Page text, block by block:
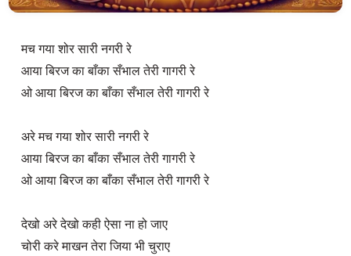
मच गया शोर सारी नगरी रे
आया बिरज का बाँका सँभाल तेरी गागरी रे
ओ आया बिरज का बाँका सँभाल तेरी गागरी रे
अरे मच गया शोर सारी नगरी रे
आया बिरज का बाँका सँभाल तेरी गागरी रे
ओ आया बिरज का बाँका सँभाल तेरी गागरी रे
देखो अरे देखो कही ऐसा ना हो जाए
चोरी करे माखन तेरा जिया भी चुराए